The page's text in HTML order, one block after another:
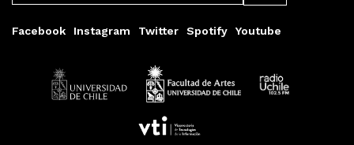
Facebook Instagram Twitter Spotify Youtube